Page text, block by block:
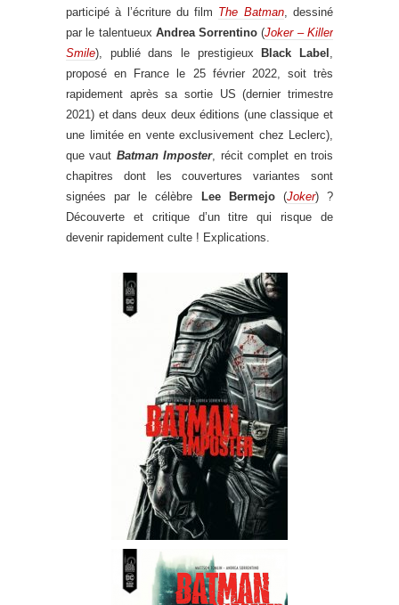
participé à l’écriture du film The Batman, dessiné
par le talentueux Andrea Sorrentino (Joker – Killer
Smile), publié dans le prestigieux Black Label ,
proposé en France le 25 février 2022, soit très
rapidement après sa sortie US (dernier trimestre
2021) et dans deux deux éditions (une classique et
une limitée en vente exclusivement chez Leclerc),
que vaut Batman Imposter, récit complet en trois
chapitres dont les couvertures variantes sont
signées par le célèbre
Lee Bermejo(Joker) ?
Découverte et critique d’un titre qui risque de
devenir rapidement culte ! Explications.